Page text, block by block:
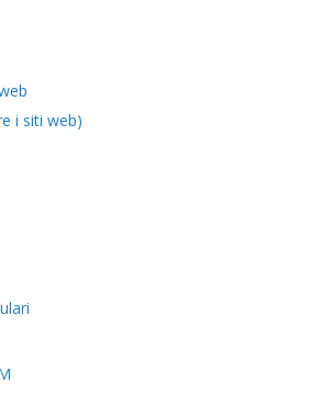
i siti web)